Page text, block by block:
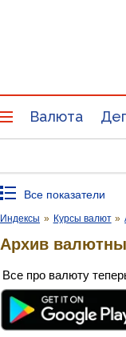
Валюта
Все показатели
Индексы » Курсы валют »
Архив
Все про валюту